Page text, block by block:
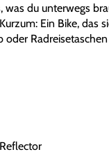
was du unterwegs
Ein Bike,